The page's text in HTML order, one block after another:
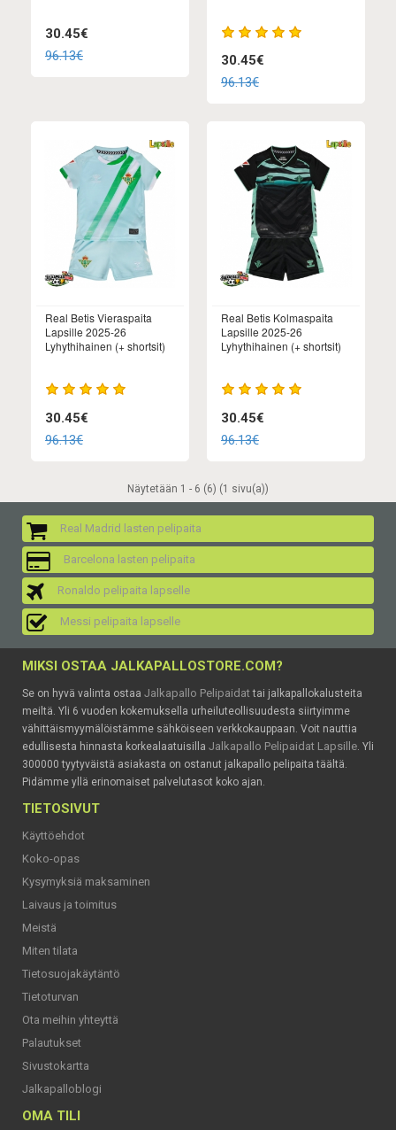
30.45€
96.13€
30.45€
96.13€
Real Betis Vieraspaita
Lapsille 2025-26
Lyhythihainen (+ shortsit)
30.45€
96.13€
Real Betis Kolmaspaita
Lapsille 2025-26
Lyhythihainen (+ shortsit)
30.45€
96.13€
Näytetään 1 - 6 (6) (1 sivu(a))
Real Madrid lasten pelipaita
Barcelona lasten pelipaita
Ronaldo pelipaita lapselle
Messi pelipaita lapselle
MIKSI OSTAA JALKAPALLOSTORE.COM?
Se on hyvä valinta ostaa Jalkapallo Pelipaidattai jalkapallokalusteita
meiltä. Yli 6 vuoden kokemuksella urheiluteollisuudesta siirtyimme
vähittäismyymälöistämme sähköiseen verkkokauppaan. Voit nauttia
edullisesta hinnasta korkealaatuisilla Jalkapallo Pelipaidat Lapsille . Yli
300000 tyytyväistä asiakasta on ostanut jalkapallo pelipaita täältä.
Pidämme yllä erinomaiset palvelutasot koko ajan.
TIETOSIVUT
Käyttöehdot
Koko-opas
Kysymyksiä maksaminen
Laivaus ja toimitus
Meistä
Miten tilata
Tietosuojakäytäntö
Tietoturvan
Ota meihin yhteyttä
Palautukset
Sivustokartta
Jalkapalloblogi
OMA TILI